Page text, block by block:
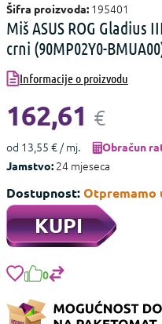
Šifra proizvoda: 195401
Miš ASUS ROG
crni (90MP02Y0-
Informacije o proizvodu
162,61 €
od 13,55 € / mj.
Obračun
Jamstvo: 24 mjeseca
Dostupnost:Otpremamo
KUPI
0